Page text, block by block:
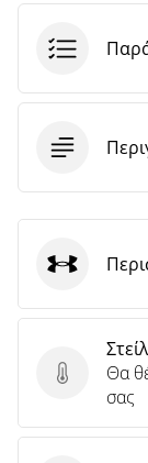
ΣτείλτεΘα
σας
Under